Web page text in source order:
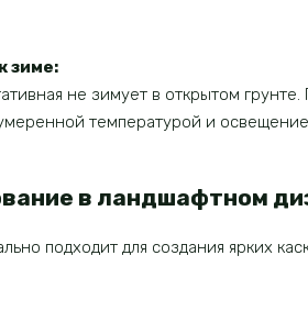
зиме:
не зимует в открытом
температурой и
в ландшафтном
подходит для создания ярких